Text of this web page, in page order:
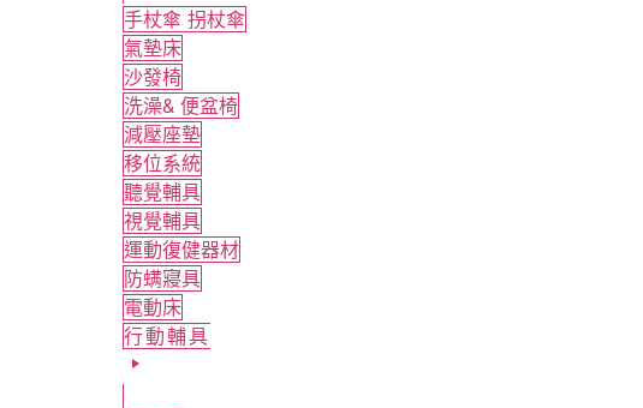
手杖傘 拐杖傘
氣墊床
沙發椅
洗澡& 便盆椅
減壓座墊
移位系統
聽覺輔具
視覺輔具
運動復健器材
防螨寢具
電動床
行動輔具